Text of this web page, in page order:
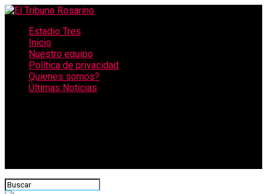
Estadio Tres
Inicio
Nuestro equipo
Política de privacidad
Quienes somos?
Últimas Noticias